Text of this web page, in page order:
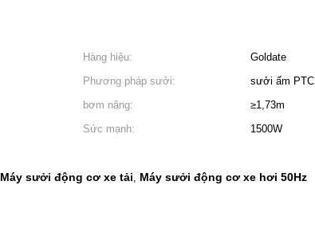
Hàng hiệu:
Goldate
Phương pháp sưởi:
sưởi ấm PTC
bơm nâng:
≥1,73m
Sức mạnh:
1500W
Máy sưởi động cơ xe tải, Máy sưởi động cơ xe hơi 50Hz